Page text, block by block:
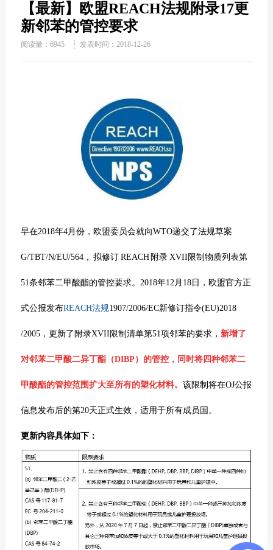
【最新】欧盟REACH法规附录17更
新邻苯的管控要求
阅读量： 6945 发表时间：2018-12-26
早在2018年4月份， 欧盟委员会就向WTO递交了法规草案
G/TBT/N/EU/564， 拟修订 REACH 附录 XVII限制物质列表第
51条邻苯二甲酸酯的管控要求。2018年12月18日，欧盟官方正
式公报发布REACH法规1907/2006/EC新修订指令(EU)2018
/2005，更新了附录XVII限制清单第51项邻苯的要求， 新增了
对邻苯二甲酸二异丁酯（DIBP）的管控，同时将四种邻苯二
甲酸酯的管控范围扩大至所有的塑化材料。 该限制将在OJ公报
信息发布后的第20天正式生效，适用于所有成员国。
更新内容具体如下：